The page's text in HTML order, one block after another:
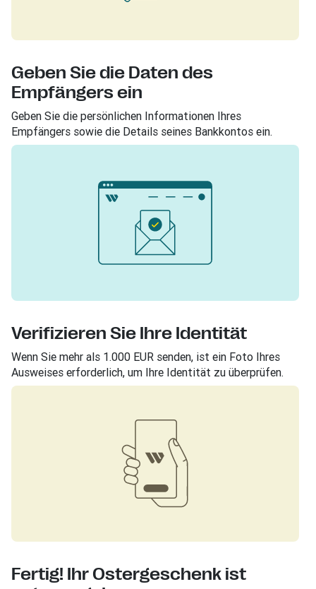
Geben Sie die Daten des
Empfängers ein
Geben Sie die persönlichen Informationen Ihres
Empfängers sowie die Details seines Bankkontos ein.
Verifizieren Sie Ihre Identität
Wenn Sie mehr als 1.000 EUR senden, ist ein Foto Ihres
Ausweises erforderlich, um Ihre Identität zu überprüfen.
Fertig! Ihr Ostergeschenk ist